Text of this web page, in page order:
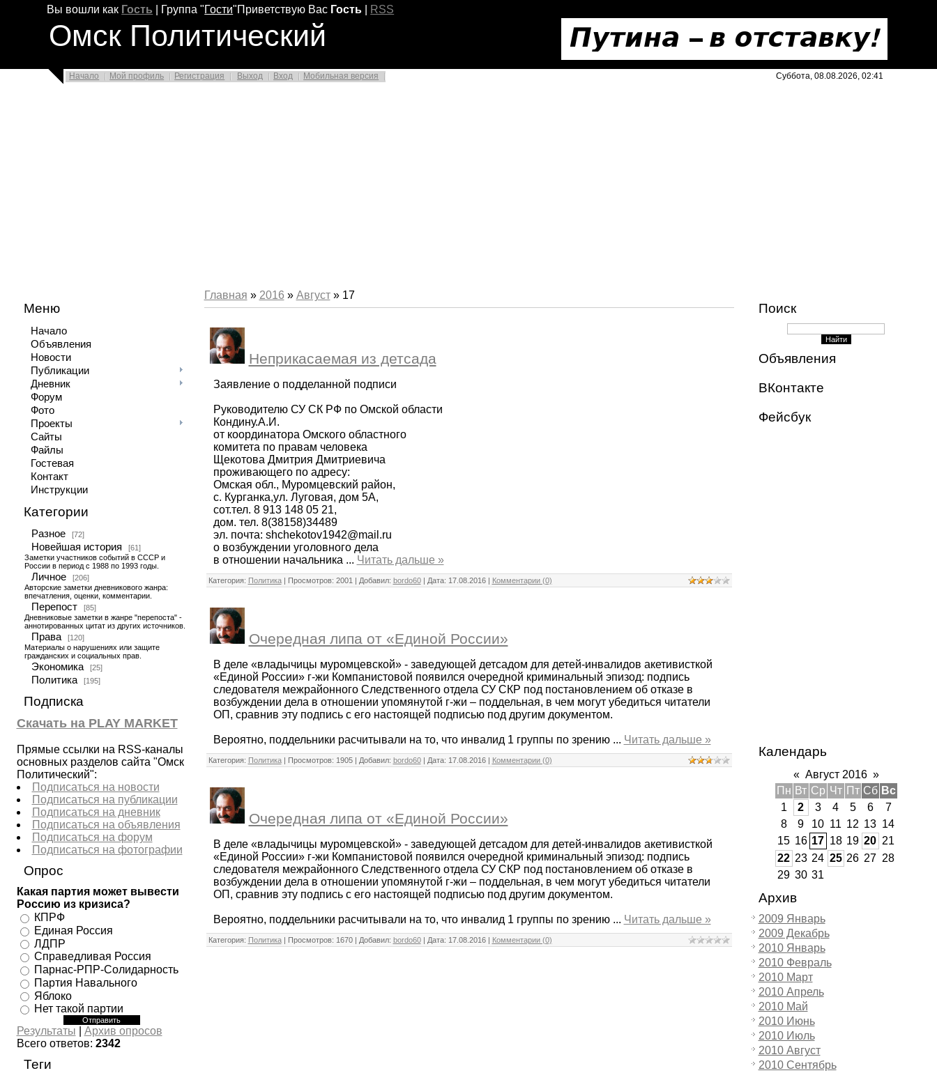
Вы вошли как Гость Группа "Гости"Приветствую Вас Гость RSS
Омск Политический
Начало Мой профиль Регистрация Выход Вход Мобильная версия Суббота, 08.08.2026, 02:41
Меню
Начало
Объявления
Новости
Публикации
Дневник
Форум
Фото
Проекты
Сайты
Файлы
Гостевая
Контакт
Инструкции
Категории
Разное [72]
Новейшая история
[61]
Заметки участников событий в СССР и
России в период с 1988 по 1993 годы.
Личное
[206]
Авторские заметки дневникового жанра:
впечатления, оценки, комментарии.
Перепост
[85]
Дневниковые заметки в жанре "перепоста" -
аннотированных цитат из других источников.
Права
[120]
Материалы о нарушениях или защите
гражданских и социальных прав.
Экономика [25]
Политика [195]
Подписка
Скачать на PLAY MARKET
Прямые ссылки на RSS-каналы
основных разделов сайта "Омск
Политический":
Подписаться на новости
Подписаться на публикации
Подписаться на дневник
Подписаться на объявления
Подписаться на форум
Подписаться на фотографии
Опрос
Какая партия может вывести
Россию из кризиса?
КПРФ
Единая Россия
ЛДПР
Справедливая Россия
Парнас-РПР-Солидарность
Партия Навального
Яблоко
Нет такой партии
Результаты
Архив опросов
Всего ответов: 2342
Теги
Главная » 2016 » Август » 17
Неприкасаемая из детсада
Заявление о подделанной подписи
Руководителю СУ СК РФ по Омской области
Кондину.А.И.
от координатора Омского областного
комитета по правам человека
Щекотова Дмитрия Дмитриевича
проживающего по адресу:
Омская обл., Муромцевский район,
с. Курганка,ул. Луговая, дом 5А,
сот.тел. 8 913 148 05 21,
дом. тел. 8(38158)34489
эл. почта: shchekotov1942@mail.ru
о возбуждении уголовного дела
в отношении начальника ... Читать дальше »
Категория: Политика| Просмотров: 2001 | Добавил: bordo60| Дата: 17.08.2016| Комментарии (0)
Очередная липа от «Единой России»
В деле «владычицы муромцевской» - заведующей детсадом для детей-инвалидов акетивисткой
«Единой России» г-жи Компанистовой появился очередной криминальный эпизод: подпись
следователя межрайонного Следственного отдела СУ СКР под постановлением об отказе в
возбуждении дела в отношении упомянутой г-жи – поддельная, в чем могут убедиться читатели
ОП, сравнив эту подпись с его настоящей подписью под другим документом.
Вероятно, поддельники расчитывали на то, что инвалид 1 группы по зрению ... Читать дальше »
Категория: Политика| Просмотров: 1905 | Добавил: bordo60| Дата: 17.08.2016| Комментарии (0)
Очередная липа от «Единой России»
В деле «владычицы муромцевской» - заведующей детсадом для детей-инвалидов акетивисткой
«Единой России» г-жи Компанистовой появился очередной криминальный эпизод: подпись
следователя межрайонного Следственного отдела СУ СКР под постановлением об отказе в
возбуждении дела в отношении упомянутой г-жи – поддельная, в чем могут убедиться читатели
ОП, сравнив эту подпись с его настоящей подписью под другим документом.
Вероятно, поддельники расчитывали на то, что инвалид 1 группы по зрению ... Читать дальше »
Категория: Политика| Просмотров: 1670 | Добавил: bordo60| Дата: 17.08.2016| Комментарии (0)
Поиск
Объявления
ВКонтакте
Фейсбук
Календарь
« Август 2016 »
Пн Вт Ср Чт Пт Сб Вс
1
2 3 4 5 6
7
8
9 10 11 12 13 14
15 16 17 18 19 20 21
22 23 24 25 26 27 28
29 30 31
Архив
2009 Январь
2009 Декабрь
2010 Январь
2010 Февраль
2010 Март
2010 Апрель
2010 Май
2010 Июнь
2010 Июль
2010 Август
2010 Сентябрь